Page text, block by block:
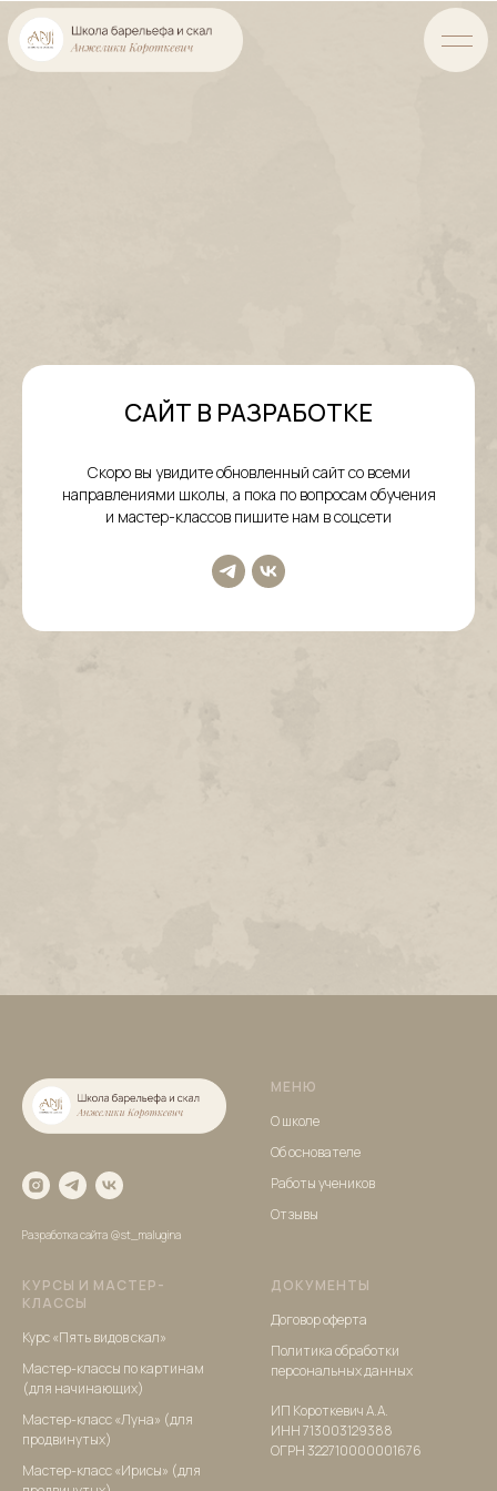
САЙТ В РАЗРАБОТКЕ
Скоро вы увидите обновленный сайт со всеми
направлениями школы, а пока по вопросам обучения
и мастер-классов пишите нам в соцсети
Разработка сайта @st_malugina
МЕНЮ
О школе
Об основателе
Работы учеников
Отзывы
КУРСЫ И МАСТЕР-
КЛАССЫ
Курс «Пять видов скал»
Мастер-классы по картинам
(для начинающих)
Мастер-класс «Луна» (для
продвинутых)
Мастер-класс «Ирисы» (для
ДОКУМЕНТЫ
Договор оферта
Политика обработки
персональных данных
ИП Короткевич А.А.
ИНН 713003129388
ОГРН 322710000001676